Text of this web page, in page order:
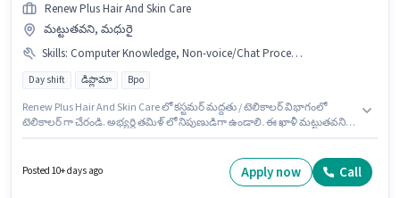
Renew Plus Hair And Skin Care
మట్టుతవని, మధురై
Skills: Computer Knowledge, Non-voice/Chat Process, Query Resolution, International Calling, Domestic Calling
Day shift డిప్లొమా Bpo
Renew Plus Hair And Skin Care లో కస్టమర్ మద్దతు / టెలికాలర్ విభాగంలో
టెలికాలర్ గా చేరండి. అభ్యర్థి తమిళ్ లో నిపుణుడిగా ఉండాలి. ఈ ఖాళీ మట్టుతవని,
ఉండాలి. ఈ ఉద్యోగానికి అభ్యర్థులు తప్పనిసరిగా డిప్లొమా డిగ్రీ/సర్టిఫికెట్ కలిగి
ఉండాలి. ఈ ఉద్యోగానికి Fixed జీతం అందుబాటులో ఉంది.
Posted 10+ days ago Apply now Call